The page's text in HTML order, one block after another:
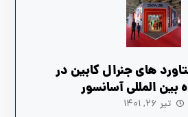
های جنرال کابین در
بین المللی آسانسور
تیر ۲۶, ۱۴۰۱